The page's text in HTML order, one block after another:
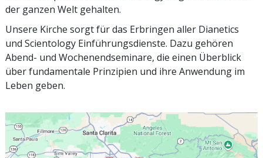
der ganzen Welt gehalten.
Unsere Kirche sorgt für das Erbringen aller Dianetics
und Scientology Einführungsdienste. Dazu gehören
Abend- und Wochenendseminare, die einen Überblick
über fundamentale Prinzipien und ihre Anwendung im
Leben geben.